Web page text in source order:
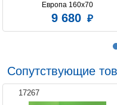
Европа 160x70
9 680
Сопутствующие
17267